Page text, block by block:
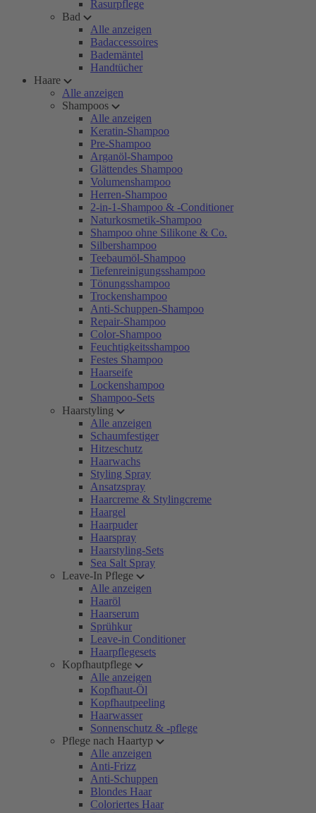
Rasurpflege
Bad
Alle anzeigen
Badaccessoires
Bademäntel
Handtücher
Haare
Alle anzeigen
Shampoos
Alle anzeigen
Keratin-Shampoo
Pre-Shampoo
Arganöl-Shampoo
Glättendes Shampoo
Volumenshampoo
Herren-Shampoo
2-in-1-Shampoo & -Conditioner
Naturkosmetik-Shampoo
Shampoo ohne Silikone & Co.
Silbershampoo
Teebaumöl-Shampoo
Tiefenreinigungsshampoo
Tönungsshampoo
Trockenshampoo
Anti-Schuppen-Shampoo
Repair-Shampoo
Color-Shampoo
Feuchtigkeitsshampoo
Festes Shampoo
Haarseife
Lockenshampoo
Shampoo-Sets
Haarstyling
Alle anzeigen
Schaumfestiger
Hitzeschutz
Haarwachs
Styling Spray
Ansatzspray
Haarcreme & Stylingcreme
Haargel
Haarpuder
Haarspray
Haarstyling-Sets
Sea Salt Spray
Leave-In Pflege
Alle anzeigen
Haaröl
Haarserum
Sprühkur
Leave-in Conditioner
Haarpflegesets
Kopfhautpflege
Alle anzeigen
Kopfhaut-Öl
Kopfhautpeeling
Haarwasser
Sonnenschutz & -pflege
Pflege nach Haartyp
Alle anzeigen
Anti-Frizz
Anti-Schuppen
Blondes Haar
Coloriertes Haar